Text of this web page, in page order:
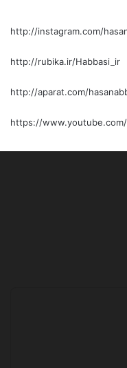
http://instagram.com/
http://rubika.ir/Habbasi_ir
http://aparat.com/
https://